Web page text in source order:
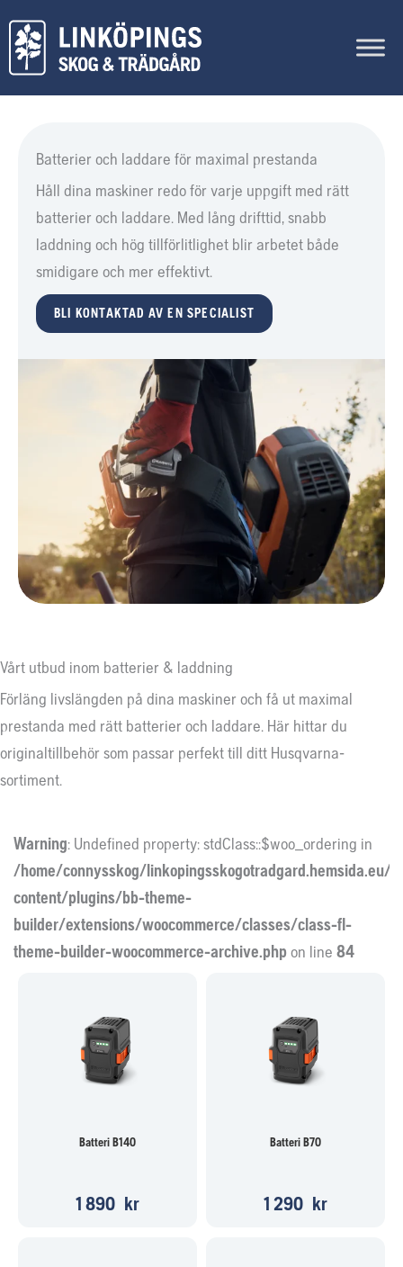
innehåll
Batterier och laddare för maximal prestanda
Håll dina maskiner redo för varje uppgift med rätt
batterier och laddare. Med lång drifttid, snabb
laddning och hög tillförlitlighet blir arbetet både
smidigare och mer effektivt.
BLI KONTAKTAD AV EN SPECIALIST
Vårt utbud inom batterier & laddning
Förläng livslängden på dina maskiner och få ut maximal
prestanda med rätt batterier och laddare. Här hittar du
originaltillbehör som passar perfekt till ditt Husqvarna-
sortiment.
Warning: Undefined property: stdClass::$woo_ordering in
/home/connysskog/linkopingsskogotradgard.hemsida.eu/
content/plugins/bb-theme-
builder/extensions/woocommerce/classes/class-fl-
theme-builder-woocommerce-archive.php on line 84
Batteri B140
1 890 kr
Batteri B70
1 290 kr